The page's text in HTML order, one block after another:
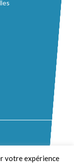
votre expérience